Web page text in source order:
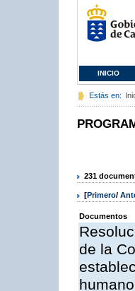
INICIO
Estás en:
231
[Primero/
Documentos
de la